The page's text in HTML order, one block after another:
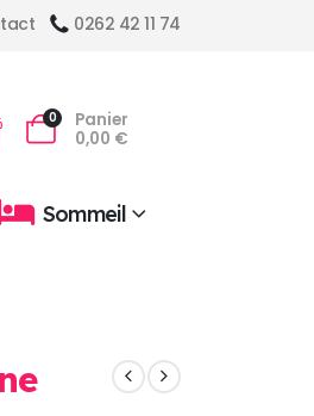
0262 42 11 74
0
Panier
0,00 €
Sommeil